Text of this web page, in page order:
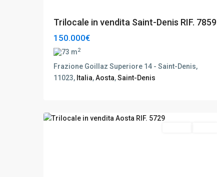
Trilocale in vendita Saint-Denis RIF. 7859
150.000€
73 m2
Frazione Goillaz Superiore 14 - Saint-Denis,
11023, Italia,Aosta,Saint-Denis